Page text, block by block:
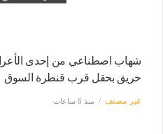
شهاب اصطناعي من إحدى
حريق بحقل قرب قنطرة السوق
غير مصنف منذ 6 ساعات